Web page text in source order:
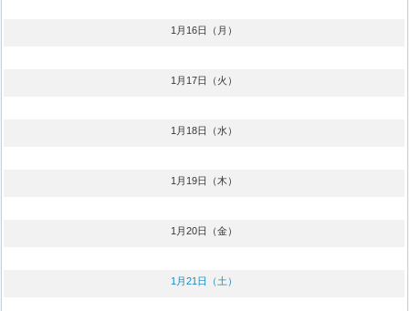
1月16日（月）
1月17日（火）
1月18日（水）
1月19日（木）
1月20日（金）
1月21日（土）